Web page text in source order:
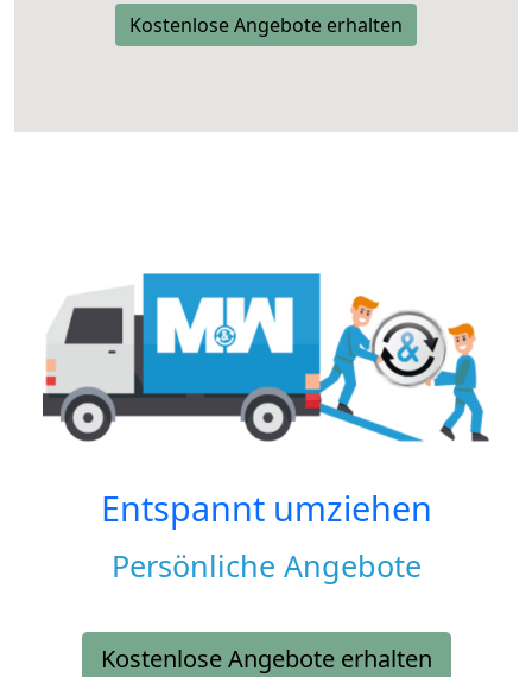
Kostenlose Angebote erhalten
Entspannt umziehen
Persönliche Angebote
Kostenlose Angebote erhalten